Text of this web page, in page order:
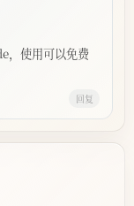
，使用可以免费
回复